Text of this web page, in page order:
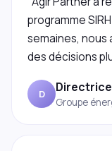
programme
semaines, nous
des décisions
D
Groupe